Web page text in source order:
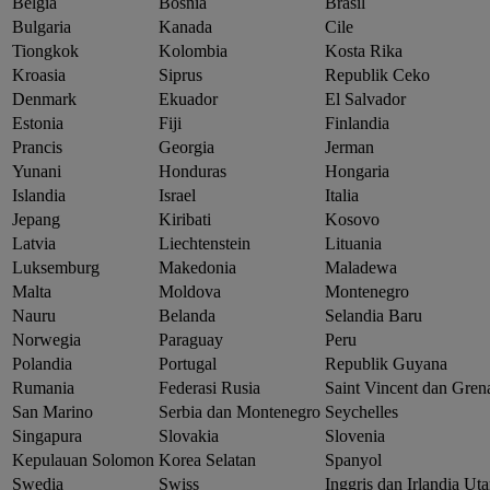
Bulgaria
Kanada
Cile
Tiongkok
Kolombia
Kosta Rika
Kroasia
Siprus
Republik Ceko
Denmark
Ekuador
El Salvador
Estonia
Fiji
Finlandia
Prancis
Georgia
Jerman
Yunani
Honduras
Hongaria
Islandia
Israel
Italia
Jepang
Kiribati
Kosovo
Latvia
Liechtenstein
Lituania
Luksemburg
Makedonia
Maladewa
Malta
Moldova
Montenegro
Nauru
Belanda
Selandia Baru
Norwegia
Paraguay
Peru
Polandia
Portugal
Republik Guyana
Rumania
Federasi Rusia
Saint Vincent dan
San Marino
Serbia dan Montenegro Seychelles
Singapura
Slovakia
Slovenia
Kepulauan Solomon Korea Selatan
Spanyol
Swedia
Swiss
Inggris dan Irlandia